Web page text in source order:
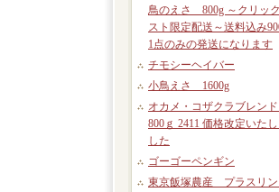
鳥のえさ 800g ～クリッ
スト限定配送～送料込み
1点のみの発送になります
チモシーヘイバー
小鳥えさ 1600g
オカメ・コザクラブレン
800ｇ 2411 価格改定いたし
した
ゴーゴーペンギン
東京飯塚農産 プラスリン